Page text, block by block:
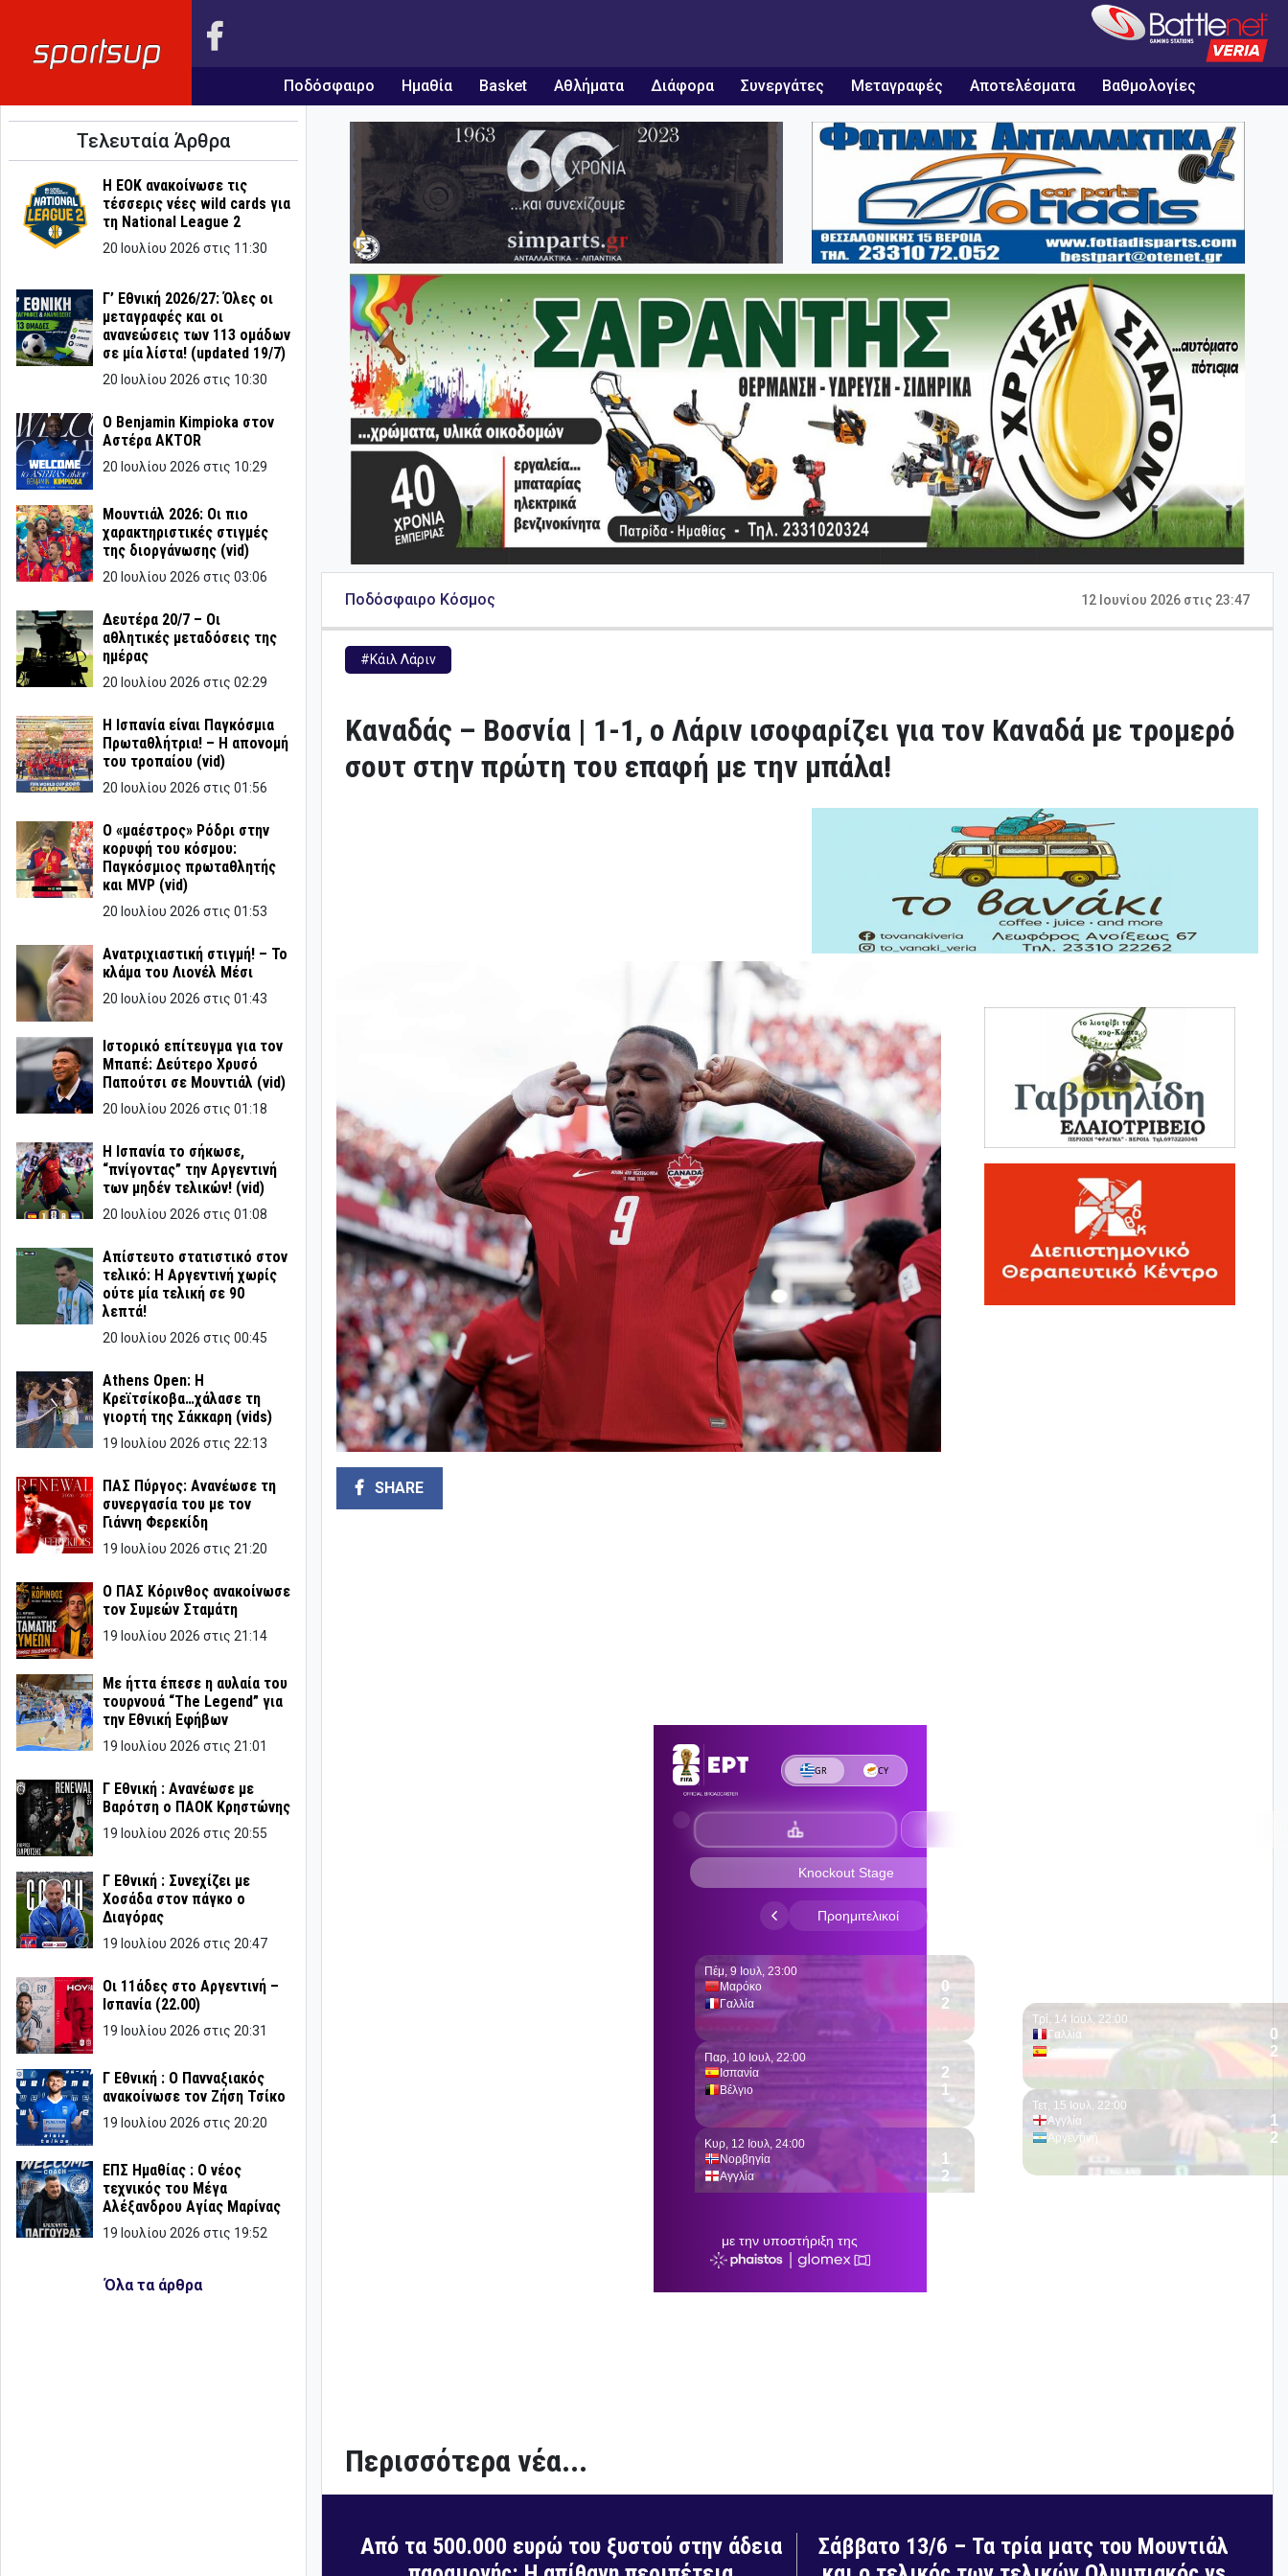
Ποδόσφαιρο Ημαθία Basket Αθλήματα Διάφορα Συνεργάτες Μεταγραφές Αποτελέσματα Βαθμολογίες
Τελευταία Άρθρα
Η ΕΟΚ ανακοίνωσε τις
τέσσερις νέες wild cards για
τη National League 2
20 Ιουλίου 2026 στις 11:30
Γ’ Εθνική 2026/27: Όλες οι
μεταγραφές και οι
ανανεώσεις των 113 ομάδων
σε μία λίστα! (updated 19/7)
20 Ιουλίου 2026 στις 10:30
Ο Benjamin Kimpioka στον
Αστέρα AKTOR
20 Ιουλίου 2026 στις 10:29
Μουντιάλ 2026: Οι πιο
χαρακτηριστικές στιγμές
της διοργάνωσης (vid)
20 Ιουλίου 2026 στις 03:06
Δευτέρα 20/7 – Οι
αθλητικές μεταδόσεις της
ημέρας
20 Ιουλίου 2026 στις 02:29
Η Ισπανία είναι Παγκόσμια
Πρωταθλήτρια! – Η απονομή
του τροπαίου (vid)
20 Ιουλίου 2026 στις 01:56
Ο «μαέστρος» Ρόδρι στην
κορυφή του κόσμου:
Παγκόσμιος πρωταθλητής
και MVP (vid)
20 Ιουλίου 2026 στις 01:53
Ανατριχιαστική στιγμή! – Το
κλάμα του Λιονέλ Μέσι
20 Ιουλίου 2026 στις 01:43
Ιστορικό επίτευγμα για τον
Μπαπέ: Δεύτερο Χρυσό
Παπούτσι σε Μουντιάλ (vid)
20 Ιουλίου 2026 στις 01:18
Η Ισπανία το σήκωσε,
“πνίγοντας” την Αργεντινή
των μηδέν τελικών! (vid)
20 Ιουλίου 2026 στις 01:08
Απίστευτο στατιστικό στον
τελικό: Η Αργεντινή χωρίς
ούτε μία τελική σε 90
λεπτά!
20 Ιουλίου 2026 στις 00:45
Athens Open: Η
Κρεϊτσίκοβα…χάλασε τη
γιορτή της Σάκκαρη (vids)
19 Ιουλίου 2026 στις 22:13
ΠΑΣ Πύργος: Ανανέωσε τη
συνεργασία του με τον
Γιάννη Φερεκίδη
19 Ιουλίου 2026 στις 21:20
Ο ΠΑΣ Κόρινθος ανακοίνωσε
τον Συμεών Σταμάτη
19 Ιουλίου 2026 στις 21:14
Με ήττα έπεσε η αυλαία του
τουρνουά “The Legend” για
την Εθνική Εφήβων
19 Ιουλίου 2026 στις 21:01
Γ Εθνική : Ανανέωσε με
Βαρότση ο ΠΑΟΚ Κρηστώνης
19 Ιουλίου 2026 στις 20:55
Γ Εθνική : Συνεχίζει με
Χοσάδα στον πάγκο ο
Διαγόρας
19 Ιουλίου 2026 στις 20:47
Οι 11άδες στο Αργεντινή –
Ισπανία (22.00)
19 Ιουλίου 2026 στις 20:31
Γ Εθνική : Ο Πανναξιακός
ανακοίνωσε τον Ζήση Τσίκο
19 Ιουλίου 2026 στις 20:20
ΕΠΣ Ημαθίας : Ο νέος
τεχνικός του Μέγα
Αλέξανδρου Αγίας Μαρίνας
19 Ιουλίου 2026 στις 19:52
Όλα τα άρθρα
Ποδόσφαιρο Κόσμος 12 Ιουνίου 2026 στις 23:47
#Κάιλ Λάριν
Καναδάς – Βοσνία | 1-1, ο Λάριν ισοφαρίζει για τον Καναδά με τρομερό
σουτ στην πρώτη του επαφή με την μπάλα!
SHARE
Περισσότερα νέα...
Από τα 500.000 ευρώ του ξυστού στην άδεια
Σάββατο 13/6 – Τα τρία ματς του Μουντιάλ